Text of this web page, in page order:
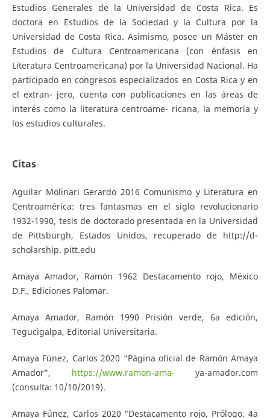
Estudios Generales de la Universidad de Costa Rica. Es
doctora en Estudios de la Sociedad y la Cultura por la
Universidad de Costa Rica. Asimismo, posee un Máster en
Estudios de Cultura Centroamericana (con énfasis en
Literatura Centroamericana) por la Universidad Nacional. Ha
participado en congresos especializados en Costa Rica y en
el extran- jero, cuenta con publicaciones en las áreas de
interés como la literatura centroame- ricana, la memoria y
los estudios culturales.
Citas
Aguilar Molinari Gerardo 2016 Comunismo y Literatura en
Centroamérica: tres fantasmas en el siglo revolucionario
1932-1990, tesis de doctorado presentada en la Universidad
de Pittsburgh, Estados Unidos, recuperado de http://d-
scholarship. pitt.edu
Amaya Amador, Ramón 1962 Destacamento rojo, México
D.F., Ediciones Palomar.
Amaya Amador, Ramón 1990 Prisión verde, 6a edición,
Tegucigalpa, Editorial Universitaria.
Amaya Fúnez, Carlos 2020 “Página oficial de Ramón Amaya
Amador”, https://www.ramon-ama- ya-amador.com
(consulta: 10/10/2019).
Amaya Fúnez, Carlos 2020 “Destacamento rojo, Prólogo, 4a